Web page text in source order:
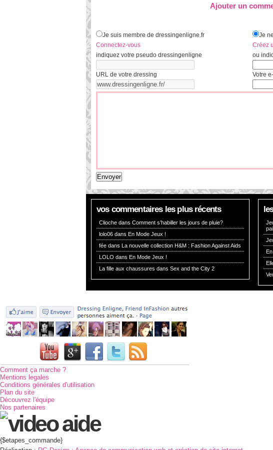
Ajouter un
Je suis membre de dressingenligne.fr
Connectez-vous
indiquez votre pseudo dressingenligne
URL de votre dressing
Je
Créez
ou
Votre
vos commentaires les plus récents
Clioche dans Comment s’habiller les jours de pluie?
lolo06 dans En Mode Jeux !
fée dans La nouvelle collection H&M : Fashion Against Aids
LOLO dans En Mode Jeux !
La fille aux chaussures dans Sex and the City 2
Comment ça marche ?
Mentions legales
Conditions générales d'utilisation
Plan du site
Découvrez l'équipe
Nos partenaires
{$etapes_commande}